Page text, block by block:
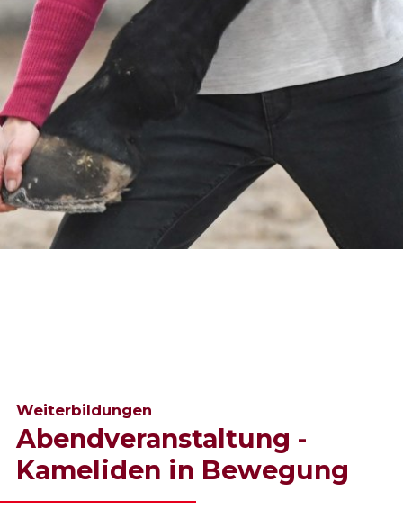
Weiterbildungen
Abendveranstaltung -
Kameliden in Bewegung